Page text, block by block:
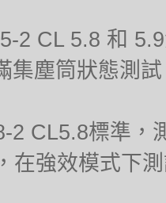
2 CL 5.8 和
集塵筒狀態測
2 CL5.8標準，
在強效模式下